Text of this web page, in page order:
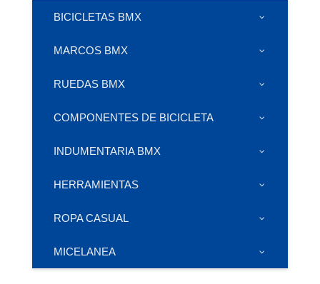
BICICLETAS BMX
MARCOS BMX
RUEDAS BMX
COMPONENTES DE BICICLETA
INDUMENTARIA BMX
HERRAMIENTAS
ROPA CASUAL
MICELANEA